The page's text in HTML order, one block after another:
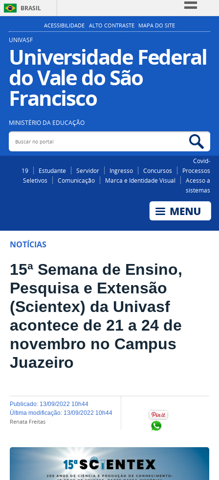
BRASIL
Simplifique!
Participe
Acesso à informação
Legislação
ACESSIBILIDADE ALTO CONTRASTE MAPA DO SITE
UNIVASF
Universidade Federal
do Vale do São
Francisco
MINISTÉRIO DA EDUCAÇÃO
Buscar no portal
Covid-
19
Estudante Servidor Ingresso Concursos
Processos
Seletivos
Comunicação Marca e Identidade Visual
Acesso a
sistemas
NOTÍCIAS
15ª Semana de Ensino,
Pesquisa e Extensão
(Scientex) da Univasf
acontece de 21 a 24 de
novembro no Campus
Juazeiro
publicado: 13/09/2022 10h44
última modificação: 13/09/2022 10h44
Renata Freitas